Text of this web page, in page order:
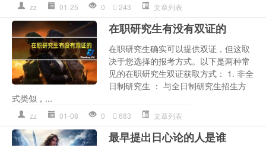
zz 01-25 0 243 文章列表
在职研究生有没有双证的
在职研究生确实可以提供双证，但这取
决于您选择的报考方式。以下是两种常
见的在职研究生双证获取方式： 1. 非全
日制研究生 ： 与全日制研究生招生方
式类似，...
zz 01-08 0 683 文章列表
最早提出日心论的人是谁